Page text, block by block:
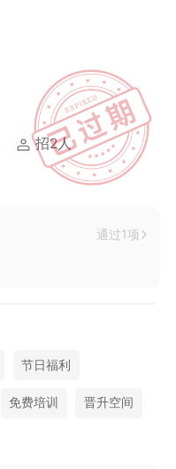
招2人
通过1项
节日福利
免费培训 晋升空间